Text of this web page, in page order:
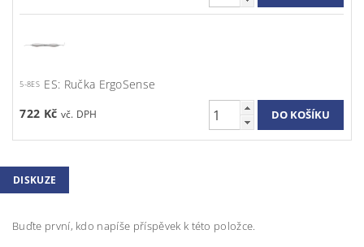
5-8ES ES: Ručka ErgoSense
722 Kč
DISKUZE
Buďte první, kdo napíše příspěvek k této položce.